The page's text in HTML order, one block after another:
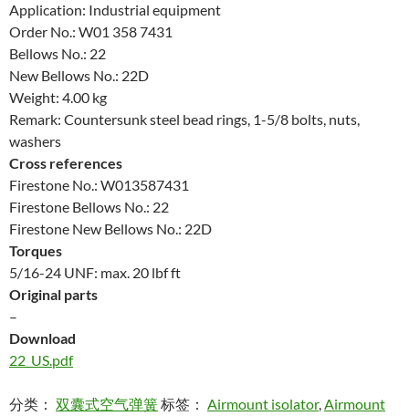
Application: Industrial equipment
Order No.: W01 358 7431
Bellows No.: 22
New Bellows No.: 22D
Weight: 4.00 kg
Remark: Countersunk steel bead rings, 1-5/8 bolts, nuts,
washers
Cross references
Firestone No.: W013587431
Firestone Bellows No.: 22
Firestone New Bellows No.: 22D
Torques
5/16-24 UNF: max. 20 lbf ft
Original parts
–
Download
22_US.pdf
分类： 双囊式空气弹簧标签： Airmount isolator,Airmount